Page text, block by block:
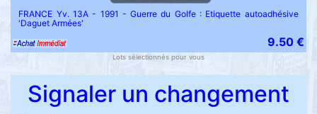
FRANCE Yv. 13A - 1991 - Guerre du Golfe : Etiquette autoadhésive
'Daguet Armées'
9.50 €
Lots sélectionnés pour vous
Signaler un changement